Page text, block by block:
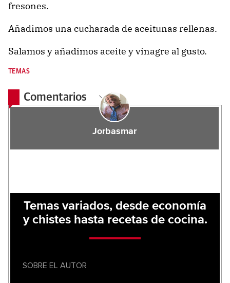
fresones.
Añadimos una cucharada de aceitunas rellenas.
Salamos y añadimos aceite y vinagre al gusto.
TEMAS
Comentarios
Jorbasmar
Temas variados, desde economía
y chistes hasta recetas de cocina.
SOBRE EL AUTOR